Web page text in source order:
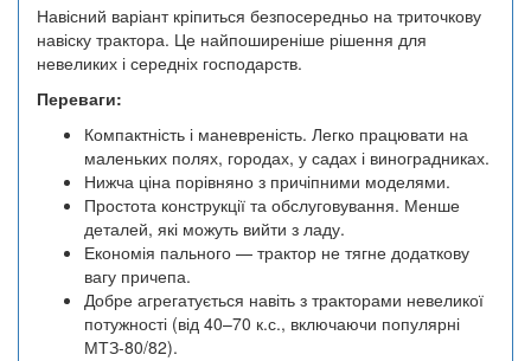
Навісний варіант кріпиться безпосередньо на триточкову
навіску трактора. Це найпоширеніше рішення для
невеликих і середніх господарств.
Переваги:
Компактність і маневреність. Легко працювати на
маленьких полях, городах, у садах і виноградниках.
Нижча ціна порівняно з причіпними моделями.
Простота конструкції та обслуговування. Менше
деталей, які можуть вийти з ладу.
Економія пального — трактор не тягне додаткову
вагу причепа.
Добре агрегатується навіть з тракторами невеликої
потужності (від 40–70 к.с., включаючи популярні
МТЗ-80/82).